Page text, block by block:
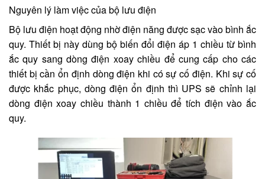
Nguyên lý làm việc của bộ lưu điện
Bộ lưu điện hoạt động nhờ điện năng được sạc vào bình ắc
quy. Thiết bị này dùng bộ biến đổi điện áp 1 chiều từ bình
ắc quy sang dòng điện xoay chiều để cung cấp cho các
thiết bị cần ổn định dòng điện khi có sự cố điện. Khi sự cố
được khắc phục, dòng điện ổn định thì UPS sẽ chỉnh lại
dòng điện xoay chiều thành 1 chiều để tích điện vào ắc
quy.